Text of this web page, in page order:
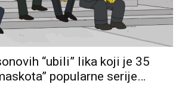
“ubili” lika koji je 35
popularne serije…